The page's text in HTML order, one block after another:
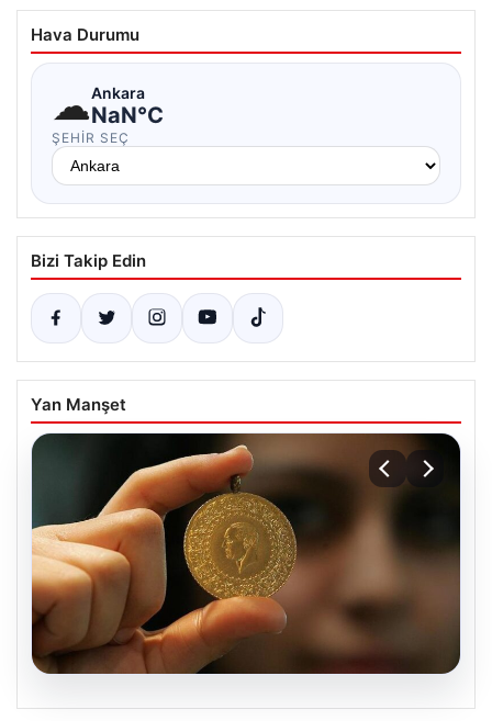
Hava Durumu
☁Ankara
NaN°C
ŞEHIR SEÇ
Bizi Takip Edin
Yan Manşet
06.08.2026